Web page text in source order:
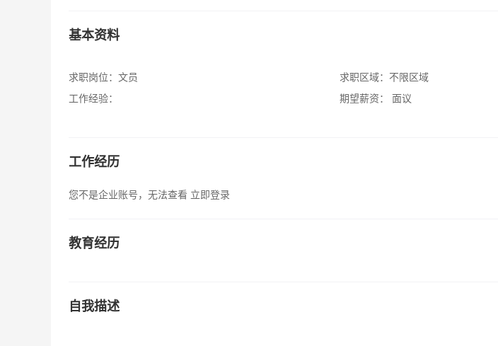
基本资料
求职岗位： 文员
工作经验：
求职区域： 不限区域
期望薪资：
面议
工作经历
您不是企业账号，无法查看 立即登录
教育经历
自我描述